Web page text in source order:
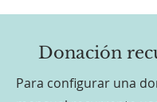
Donación
Para configurar una